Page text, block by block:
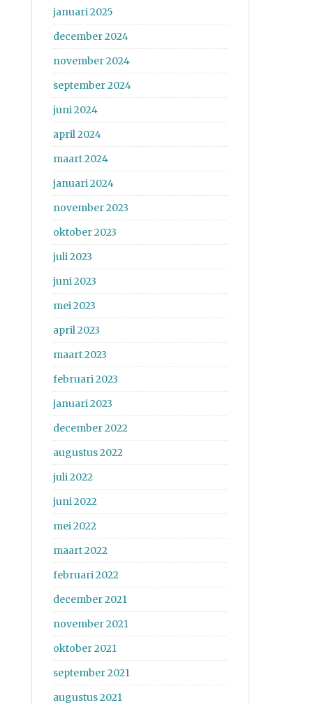
januari 2025
december 2024
november 2024
september 2024
juni 2024
april 2024
maart 2024
januari 2024
november 2023
oktober 2023
juli 2023
juni 2023
mei 2023
april 2023
maart 2023
februari 2023
januari 2023
december 2022
augustus 2022
juli 2022
juni 2022
mei 2022
maart 2022
februari 2022
december 2021
november 2021
oktober 2021
september 2021
augustus 2021